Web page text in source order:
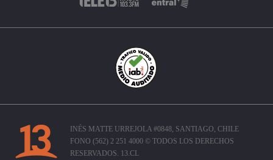
INÉS MATTE URREJOLA #0848, SANTIAGO, CHILE
FONO (562) 2 251 4000 © TODOS LOS DERECHOS
RESERVADOS. 13.CL